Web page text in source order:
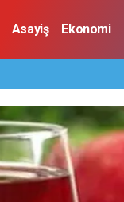
Asayiş Ekonomi